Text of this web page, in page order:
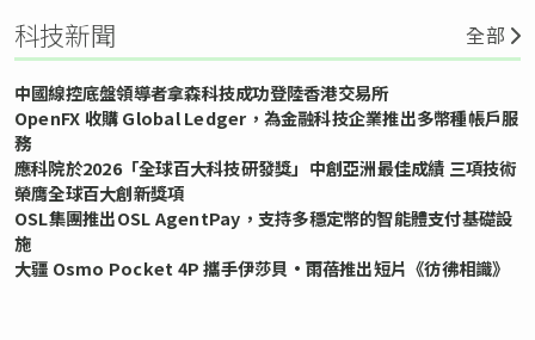
科技新聞 全部
中國線控底盤領導者拿森科技成功登陸香港交易所
OpenFX 收購 Global Ledger，為金融科技企業推出多幣種帳戶服
務
應科院於2026「全球百大科技研發獎」中創亞洲最佳成績 三項技術
榮膺全球百大創新獎項
OSL集團推出OSL AgentPay，支持多穩定幣的智能體支付基礎設
施
大疆 Osmo Pocket 4P 攜手伊莎貝•雨蓓推出短片《彷彿相識》